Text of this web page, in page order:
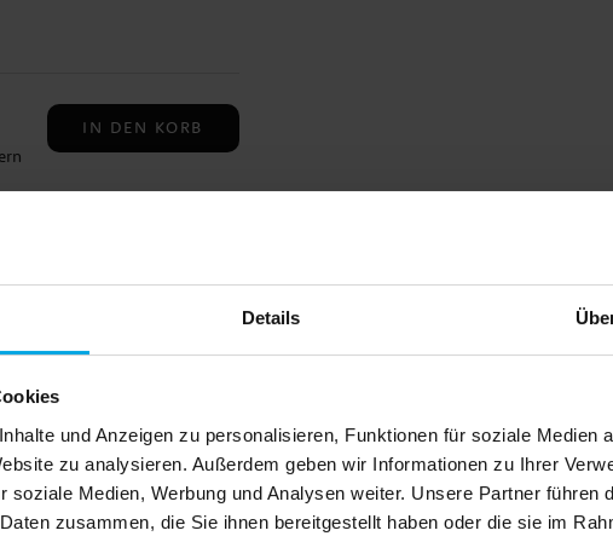
Details
und Anzeigen zu personalisieren, Funktionen für soziale Medien
zu analysieren. Außerdem geben wir Informationen zu Ihrer
soziale Medien, Werbung und Analysen weiter. Unsere Partner führen
zusammen, die Sie ihnen bereitgestellt haben oder die sie im
IN DEN KORB